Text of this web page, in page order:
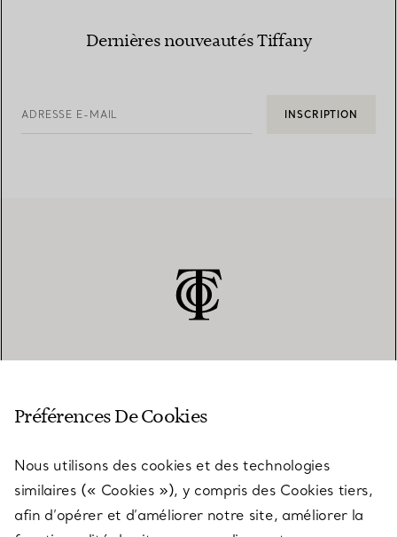
Dernières nouveautés Tiffany
ADRESSE E-MAIL INSCRIPTION
SERVICES
Préférences De Cookies
Nous utilisons des cookies et des technologies
similaires (« Cookies »), y compris des Cookies tiers,
afin d’opérer et d’améliorer notre site, améliorer la